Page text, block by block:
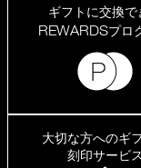
ギフトに交換で
REWARDSプロ
大切な方へのギ
刻印サービス